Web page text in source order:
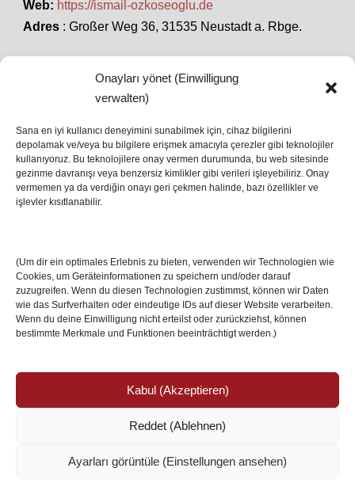
Onayları yönet (Einwilligung
verwalten)
Sana en iyi kullanıcı deneyimini sunabilmek için, cihaz bilgilerini
depolamak ve/veya bu bilgilere erişmek amacıyla çerezler gibi teknolojiler
kullanıyoruz. Bu teknolojilere onay vermen durumunda, bu web sitesinde
gezinme davranışı veya benzersiz kimlikler gibi verileri işleyebiliriz. Onay
vermemen ya da verdiğin onayı geri çekmen halinde, bazı özellikler ve
işlevler kısıtlanabilir.
(Um dir ein optimales Erlebnis zu bieten, verwenden wir Technologien wie
Cookies, um Geräteinformationen zu speichern und/oder darauf
zuzugreifen. Wenn du diesen Technologien zustimmst, können wir Daten
wie das Surfverhalten oder eindeutige IDs auf dieser Website verarbeiten.
Wenn du deine Einwilligung nicht erteilst oder zurückziehst, können
bestimmte Merkmale und Funktionen beeinträchtigt werden.)
Kabul (Akzeptieren)
Reddet (Ablehnen)
Ayarları görüntüle (Einstellungen ansehen)
Web: https://ismail-ozkoseoglu.de
Adres : Großer Weg 36, 31535 Neustadt a. Rbge.
SON HABERLER
İstanbul’da Avrupa Ligi Finali: Freiburg ve Aston
Villa Boğaz’da Tarih Yazmaya Hazırlanıyor
08 May 2026
17 Nis 2026
© Copyright 2024 /Impressum/Site sahibi